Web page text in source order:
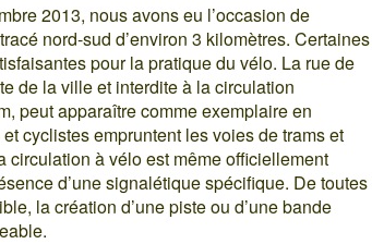
2013, nous avons eu l’occasion de
nord-sud d’environ 3 kilomètres. Certaines
pour la pratique du vélo. La rue de
de la ville et interdite à la circulation
peut apparaître comme exemplaire en
cyclistes empruntent les voies de trams et
à vélo est même officiellement
d’une signalétique spécifique. De toutes
la création d’une piste ou d’une bande